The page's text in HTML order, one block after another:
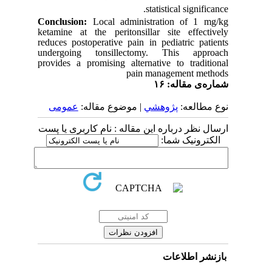
statistical significance.
Conclusion:Local administration of 1 mg/kg
ketamine at the peritonsillar site effectively
reduces postoperative pain in pediatric patients
undergoing tonsillectomy. This approach
provides a promising alternative to traditional
pain management methods
شماره‌ی مقاله: ۱۶
نوع مطالعه:پژوهشي| موضوع مقاله:عمومى
ارسال نظر درباره این مقاله : نام کاربری یا پست
الکترونیک شما:
بازنشر اطلاعات